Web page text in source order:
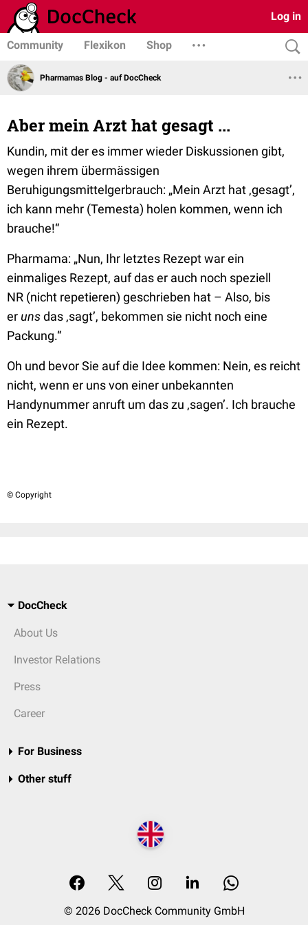
Log in
Community Flexikon Shop
Pharmamas Blog - auf DocCheck
Aber mein Arzt hat gesagt ...
Kundin, mit der es immer wieder Diskussionen gibt,
wegen ihrem übermässigen
Beruhigungsmittelgerbrauch: „Mein Arzt hat ‚gesagt’,
ich kann mehr (Temesta) holen kommen, wenn ich
brauche!“
Pharmama: „Nun, Ihr letztes Rezept war ein
einmaliges Rezept, auf das er auch noch speziell
NR (nicht repetieren) geschrieben hat – Also, bis
er unsdas ‚sagt’, bekommen sie nicht noch eine
Packung.“
Oh und bevor Sie auf die Idee kommen: Nein, es reicht
nicht, wenn er uns von einer unbekannten
Handynummer anruft um das zu ‚sagen’. Ich brauche
ein Rezept.
© Copyright
DocCheck
About Us
Investor Relations
Press
Career
For Business
Other stuff
© 2026 DocCheck Community GmbH